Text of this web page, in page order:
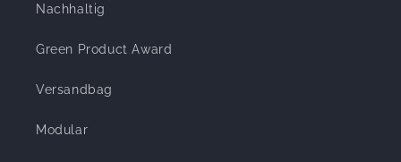
Nachhaltig
Green Product Award
Versandbag
Modular